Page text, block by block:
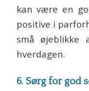
kan være en
positive i
små
hverdagen.
6. Sørg for god